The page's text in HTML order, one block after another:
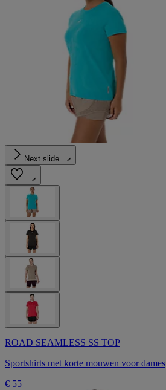
Next slide
ROAD SEAMLESS SS TOP
Sportshirts met korte mouwen voor dames
€ 55